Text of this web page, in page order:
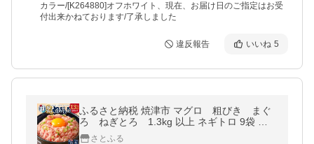
カラー/[K264880]オフホワイト、現在、お届け日のご指定はお受
付出来かねております/了承しました
違反報告 いいね 5
ふるさと納税 焼津市 マグロ 粗びき まぐ
ろ ねぎとろ 1.3kg 以上 ネギトロ 9袋 セ
ット(a10-695)
さとふる